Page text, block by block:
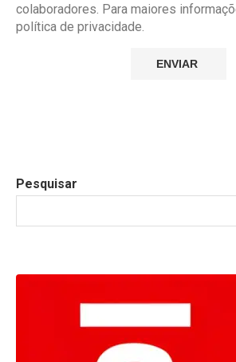
colaboradores. Para maiores
política de privacidade.
Pesquisar